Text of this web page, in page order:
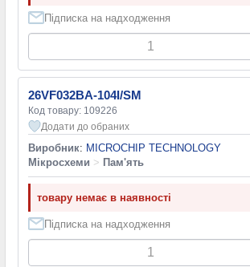
Підписка на надходження
26VF032BA-104I/SM
Код товару: 109226
Додати до обраних
Виробник: MICROCHIP TECHNOLOGY
Мікросхеми > Пам'ять
товару немає в наявності
Підписка на надходження